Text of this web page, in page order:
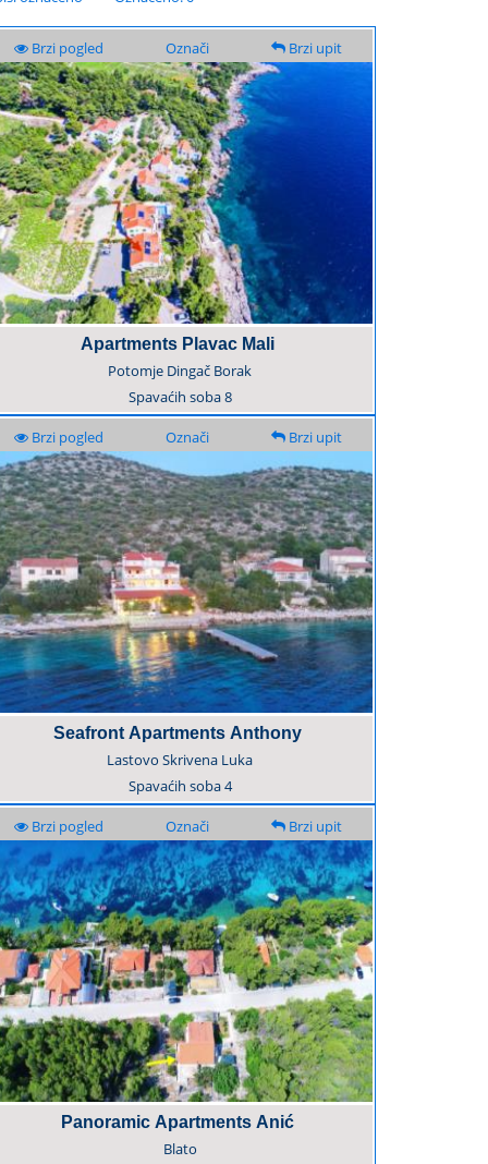
Brzi pogled Označi Brzi upit
Apartments Plavac Mali
Potomje Dingač Borak
Spavaćih soba8
Brzi pogled Označi Brzi upit
Seafront Apartments Anthony
Lastovo Skrivena Luka
Spavaćih soba4
Brzi pogled Označi Brzi upit
Panoramic Apartments Anić
Blato